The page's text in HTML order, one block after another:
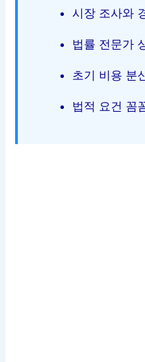
시장 조사와
법률 전문가
초기 비용 분
법적 요건 꼼